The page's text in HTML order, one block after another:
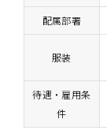
配属部署
服装
待遇・雇用条
件